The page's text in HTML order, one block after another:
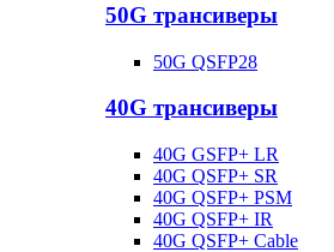
50G трансиверы
50G QSFP28
40G трансиверы
40G GSFP+ LR
40G QSFP+ SR
40G QSFP+ PSM
40G QSFP+ IR
40G QSFP+ Cable